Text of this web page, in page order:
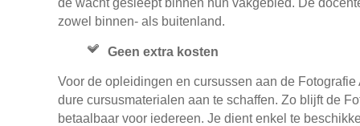
zowel binnen- als buitenland.
Geen extra kosten
Voor de opleidingen en cursussen aan de
dure cursusmaterialen aan te schaffen. Zo blijft de
betaalbaar voor iedereen. Je dient enkel te